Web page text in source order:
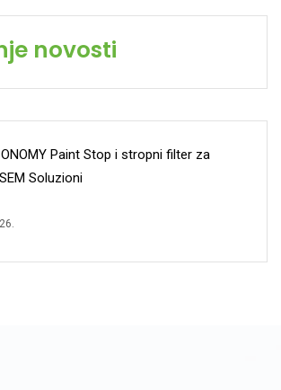
novosti
Paint Stop i stropni filter za
Soluzioni